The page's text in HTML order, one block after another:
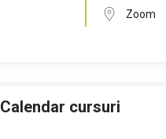
Zoom
Calendar cursuri